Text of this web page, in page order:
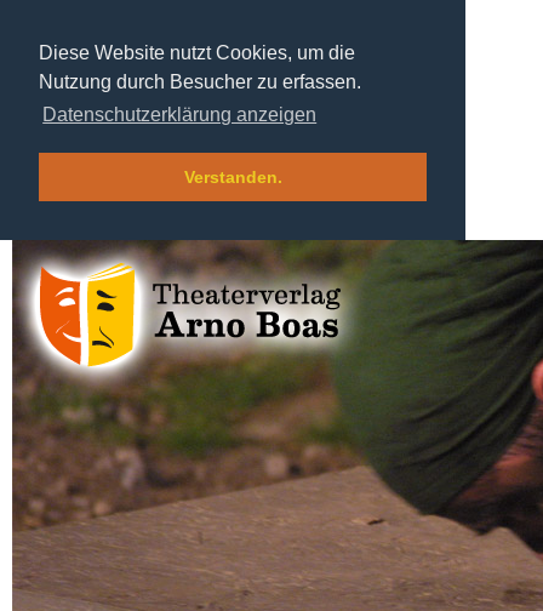
Diese Website nutzt Cookies, um die
Nutzung durch Besucher zu erfassen.
Datenschutzerklärung anzeigen
Verstanden.